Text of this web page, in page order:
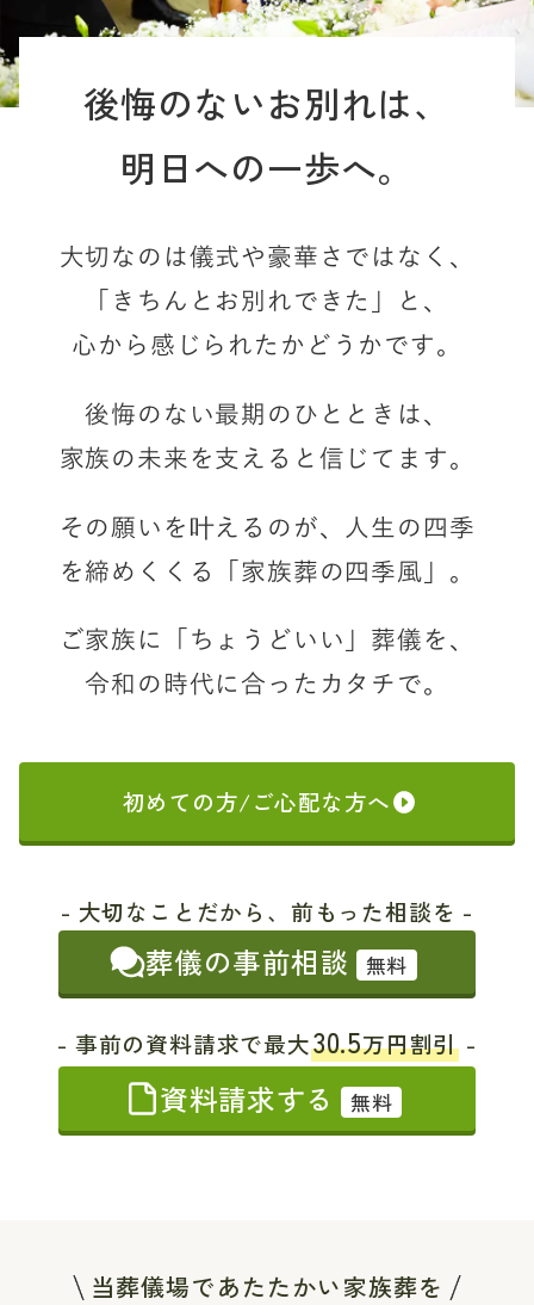
後悔のないお別れは、
明日への一歩へ。
大切なのは儀式や豪華さではなく、
「きちんとお別れできた」と、
心から感じられたかどうかです。
後悔のない最期のひとときは、
家族の未来を支えると信じてます。
その願いを叶えるのが、
人生の四季
を締めくくる「家族葬の四季風」。
ご家族に「ちょうどいい」葬儀を、
令和の時代に合ったカタチで。
初めての方/ご心配な方へ
- 大切なことだから、前もった相談を -
葬儀の事前相談 無料
- 事前の資料請求で最大30.5万円割引 -
資料請求する 無料
当葬儀場であたたかい家族葬を